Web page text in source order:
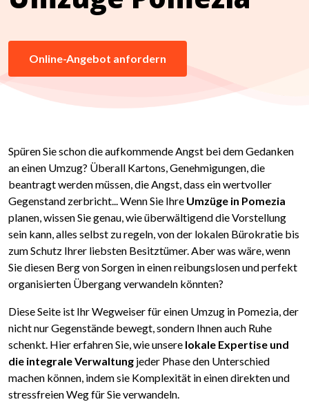
Online-Angebot anfordern
Spüren Sie schon die aufkommende Angst bei dem Gedanken
an einen Umzug? Überall Kartons, Genehmigungen, die
beantragt werden müssen, die Angst, dass ein wertvoller
Gegenstand zerbricht... Wenn Sie Ihre Umzüge in Pomezia
planen, wissen Sie genau, wie überwältigend die Vorstellung
sein kann, alles selbst zu regeln, von der lokalen Bürokratie bis
zum Schutz Ihrer liebsten Besitztümer. Aber was wäre, wenn
Sie diesen Berg von Sorgen in einen reibungslosen und perfekt
organisierten Übergang verwandeln könnten?
Diese Seite ist Ihr Wegweiser für einen Umzug in Pomezia, der
nicht nur Gegenstände bewegt, sondern Ihnen auch Ruhe
schenkt. Hier erfahren Sie, wie unsere lokale Expertise und
die integrale Verwaltung jeder Phase den Unterschied
machen können, indem sie Komplexität in einen direkten und
stressfreien Weg für Sie verwandeln.